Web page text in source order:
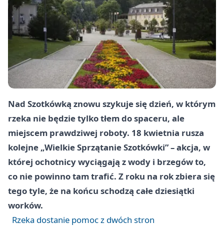
Nad Szotkówką znowu szykuje się dzień, w którym
rzeka nie będzie tylko tłem do spaceru, ale
miejscem prawdziwej roboty. 18 kwietnia rusza
kolejne „Wielkie Sprzątanie Szotkówki” – akcja, w
której ochotnicy wyciągają z wody i brzegów to,
co nie powinno tam trafić. Z roku na rok zbiera się
tego tyle, że na końcu schodzą całe dziesiątki
worków.
Rzeka dostanie pomoc z dwóch stron